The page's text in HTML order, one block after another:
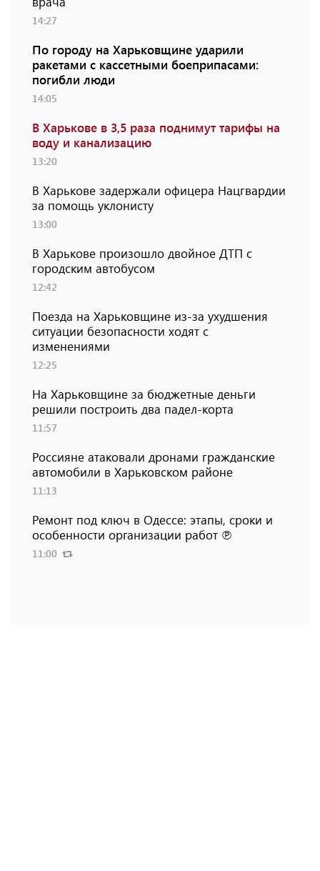
14:27
По городу на Харьковщине ударили
ракетами с кассетными боеприпасами:
погибли люди
14:05
В Харькове в 3,5 раза поднимут тарифы на
воду и канализацию
13:20
В Харькове задержали офицера Нацгвардии
за помощь уклонисту
13:00
В Харькове произошло двойное ДТП с
городским автобусом
12:42
Поезда на Харьковщине из-за ухудшения
ситуации безопасности ходят с
изменениями
12:25
На Харьковщине за бюджетные деньги
решили построить два падел-корта
11:57
Россияне атаковали дронами гражданские
автомобили в Харьковском районе
11:13
Ремонт под ключ в Одессе: этапы, сроки и
особенности организации работ ℗
11:00